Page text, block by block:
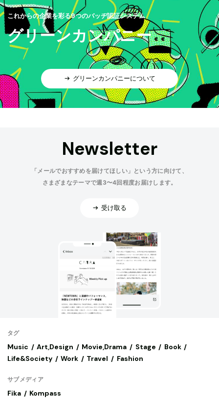
これからの企業を彩る9つのバッヂ認証システム
グリーンカンパニー
グリーンカンパニーについて
Newsletter
「メールでおすすめを届けてほしい」という方に向けて、
さまざまなテーマで週3〜4回程度お届けします。
受け取る
タグ
Music Art,Design Movie,Drama Stage
Book
Life&Society
Work Travel Fashion
サブメディア
Fika Kompass